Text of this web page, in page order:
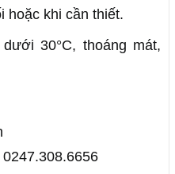
hoặc khi cần thiết.
30°C, thoáng mát,